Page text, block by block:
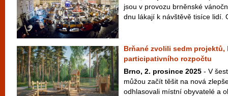
jsou v provozu brněnské
dnu lákají k návštěvě tisíce lidí.
Brňané zvolili sedm projektů,
participativního rozpočtu
Brno, 2. prosince 2025 - V
můžou začít těšit na nová
odhlasovali místní obyvatelé a